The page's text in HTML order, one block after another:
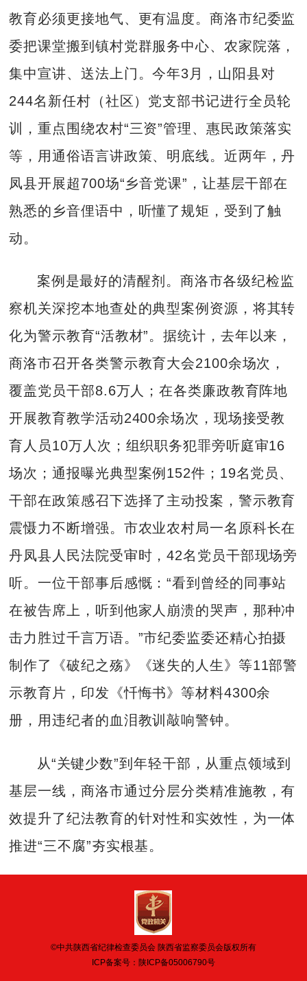
教育必须更接地气、更有温度。商洛市纪委监
委把课堂搬到镇村党群服务中心、农家院落，
集中宣讲、送法上门。今年3月，山阳县对
244名新任村（社区）党支部书记进行全员轮
训，重点围绕农村“三资”管理、惠民政策落实
等，用通俗语言讲政策、明底线。近两年，丹
凤县开展超700场“乡音党课”，让基层干部在
熟悉的乡音俚语中，听懂了规矩，受到了触
动。
案例是最好的清醒剂。商洛市各级纪检监
察机关深挖本地查处的典型案例资源，将其转
化为警示教育“活教材”。据统计，去年以来，
商洛市召开各类警示教育大会2100余场次，
覆盖党员干部8.6万人；在各类廉政教育阵地
开展教育教学活动2400余场次，现场接受教
育人员10万人次；组织职务犯罪旁听庭审16
场次；通报曝光典型案例152件；19名党员、
干部在政策感召下选择了主动投案，警示教育
震慑力不断增强。市农业农村局一名原科长在
丹凤县人民法院受审时，42名党员干部现场旁
听。一位干部事后感慨：“看到曾经的同事站
在被告席上，听到他家人崩溃的哭声，那种冲
击力胜过千言万语。”市纪委监委还精心拍摄
制作了《破纪之殇》《迷失的人生》等11部警
示教育片，印发《忏悔书》等材料4300余
册，用违纪者的血泪教训敲响警钟。
从“关键少数”到年轻干部，从重点领域到
基层一线，商洛市通过分层分类精准施教，有
效提升了纪法教育的针对性和实效性，为一体
推进“三不腐”夯实根基。
©中共陕西省纪律检查委员会 陕西省监察委员会版权所有
ICP备案号： 陕ICP备05006790号